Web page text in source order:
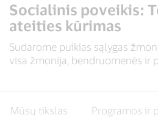
Socialinis poveikis:
ateities kūrimas
Sudarome puikias sąlygas
visa žmonija, bendruomenės ir
Mūsų tikslas Programos ir